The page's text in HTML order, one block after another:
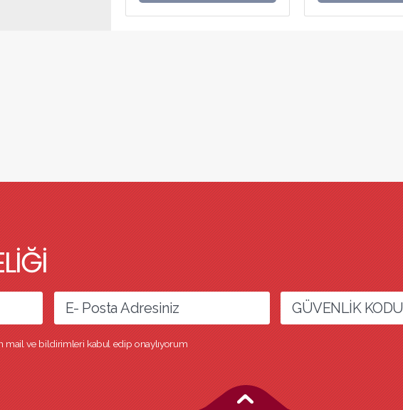
mail ve bildirimleri kabul edip onaylıyorum